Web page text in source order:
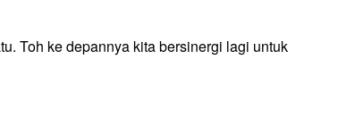
Toh ke depannya kita bersinergi lagi untuk